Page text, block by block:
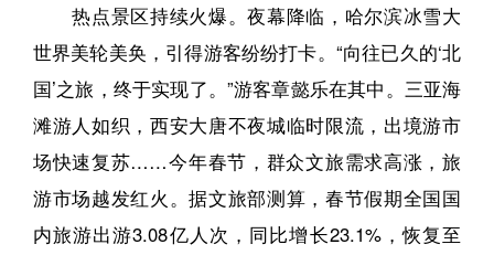
热点景区持续火爆。夜幕降临，哈尔滨冰雪大
世界美轮美奂，引得游客纷纷打卡。“向往已久的‘北
国’之旅，终于实现了。”游客章懿乐在其中。三亚海
滩游人如织，西安大唐不夜城临时限流，出境游市
场快速复苏……今年春节，群众文旅需求高涨，旅
游市场越发红火。据文旅部测算，春节假期全国国
内旅游出游3.08亿人次，同比增长23.1%，恢复至